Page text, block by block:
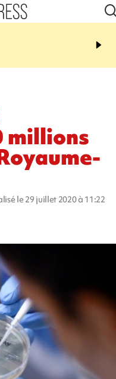
11:43
accident après le virage
millions
le 29 juillet 2020 à 11:22